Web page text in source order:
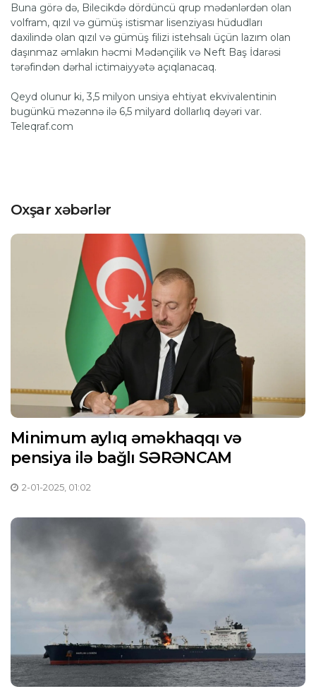
Buna görə də, Bilecikdə dördüncü qrup mədənlərdən olan
volfram, qızıl və gümüş istismar lisenziyası hüdudları
daxilində olan qızıl və gümüş filizi istehsalı üçün lazım olan
daşınmaz əmlakın həcmi Mədənçilik və Neft Baş İdarəsi
tərəfindən dərhal ictimaiyyətə açıqlanacaq.
Qeyd olunur ki, 3,5 milyon unsiya ehtiyat ekvivalentinin
bugünkü məzənnə ilə 6,5 milyard dollarlıq dəyəri var.
Teleqraf.com
Oxşar xəbərlər
Minimum aylıq əməkhaqqı və
pensiya ilə bağlı SƏRƏNCAM
2-01-2025, 01:02